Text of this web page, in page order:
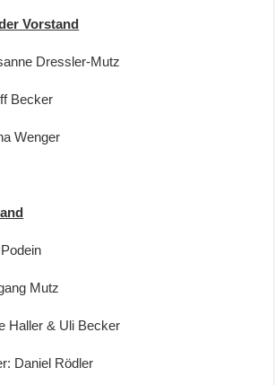
Vorstand
Dressler-Mutz
Becker
Wenger
Mutz
Haller & Uli Becker
Daniel Rödler